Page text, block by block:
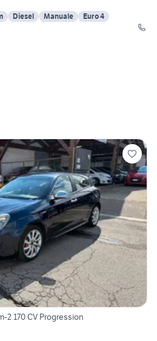
Diesel Manuale
Euro 4
2 170 CV Progression